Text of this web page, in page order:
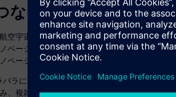
なぐ
空宇宙関連のシステム・エンジニアリングのプ
ベーションが起きるたびに複雑化は進みます。
ベーションが頻繁に起こります。
バラに動いていた複数のチームが、共通した唯
、複雑化に対処できるようになります。航空宇